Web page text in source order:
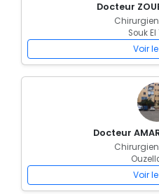
Docteur
Souk
Voir
Docteur
Voir